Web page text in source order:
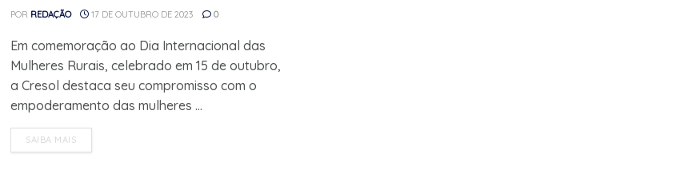
POR REDAÇÃO 17 DE OUTUBRO DE 2023 0
Em comemoração ao Dia Internacional das
Mulheres Rurais, celebrado em 15 de outubro,
a Cresol destaca seu compromisso com o
empoderamento das mulheres ...
SAIBA MAIS